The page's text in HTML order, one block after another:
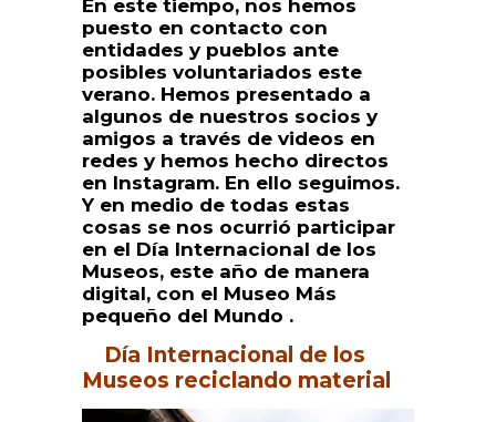
En este tiempo, nos hemos
puesto en contacto con
entidades y pueblos ante
posibles voluntariados este
verano. Hemos presentado a
algunos de nuestros socios y
amigos a través de videos en
redes y hemos hecho directos
en Instagram. En ello seguimos.
Y en medio de todas estas
cosas se nos ocurrió participar
en el Día Internacional de los
Museos, este año de manera
digital, con el Museo Más
pequeño del Mundo .
Día Internacional de los
Museos reciclando material